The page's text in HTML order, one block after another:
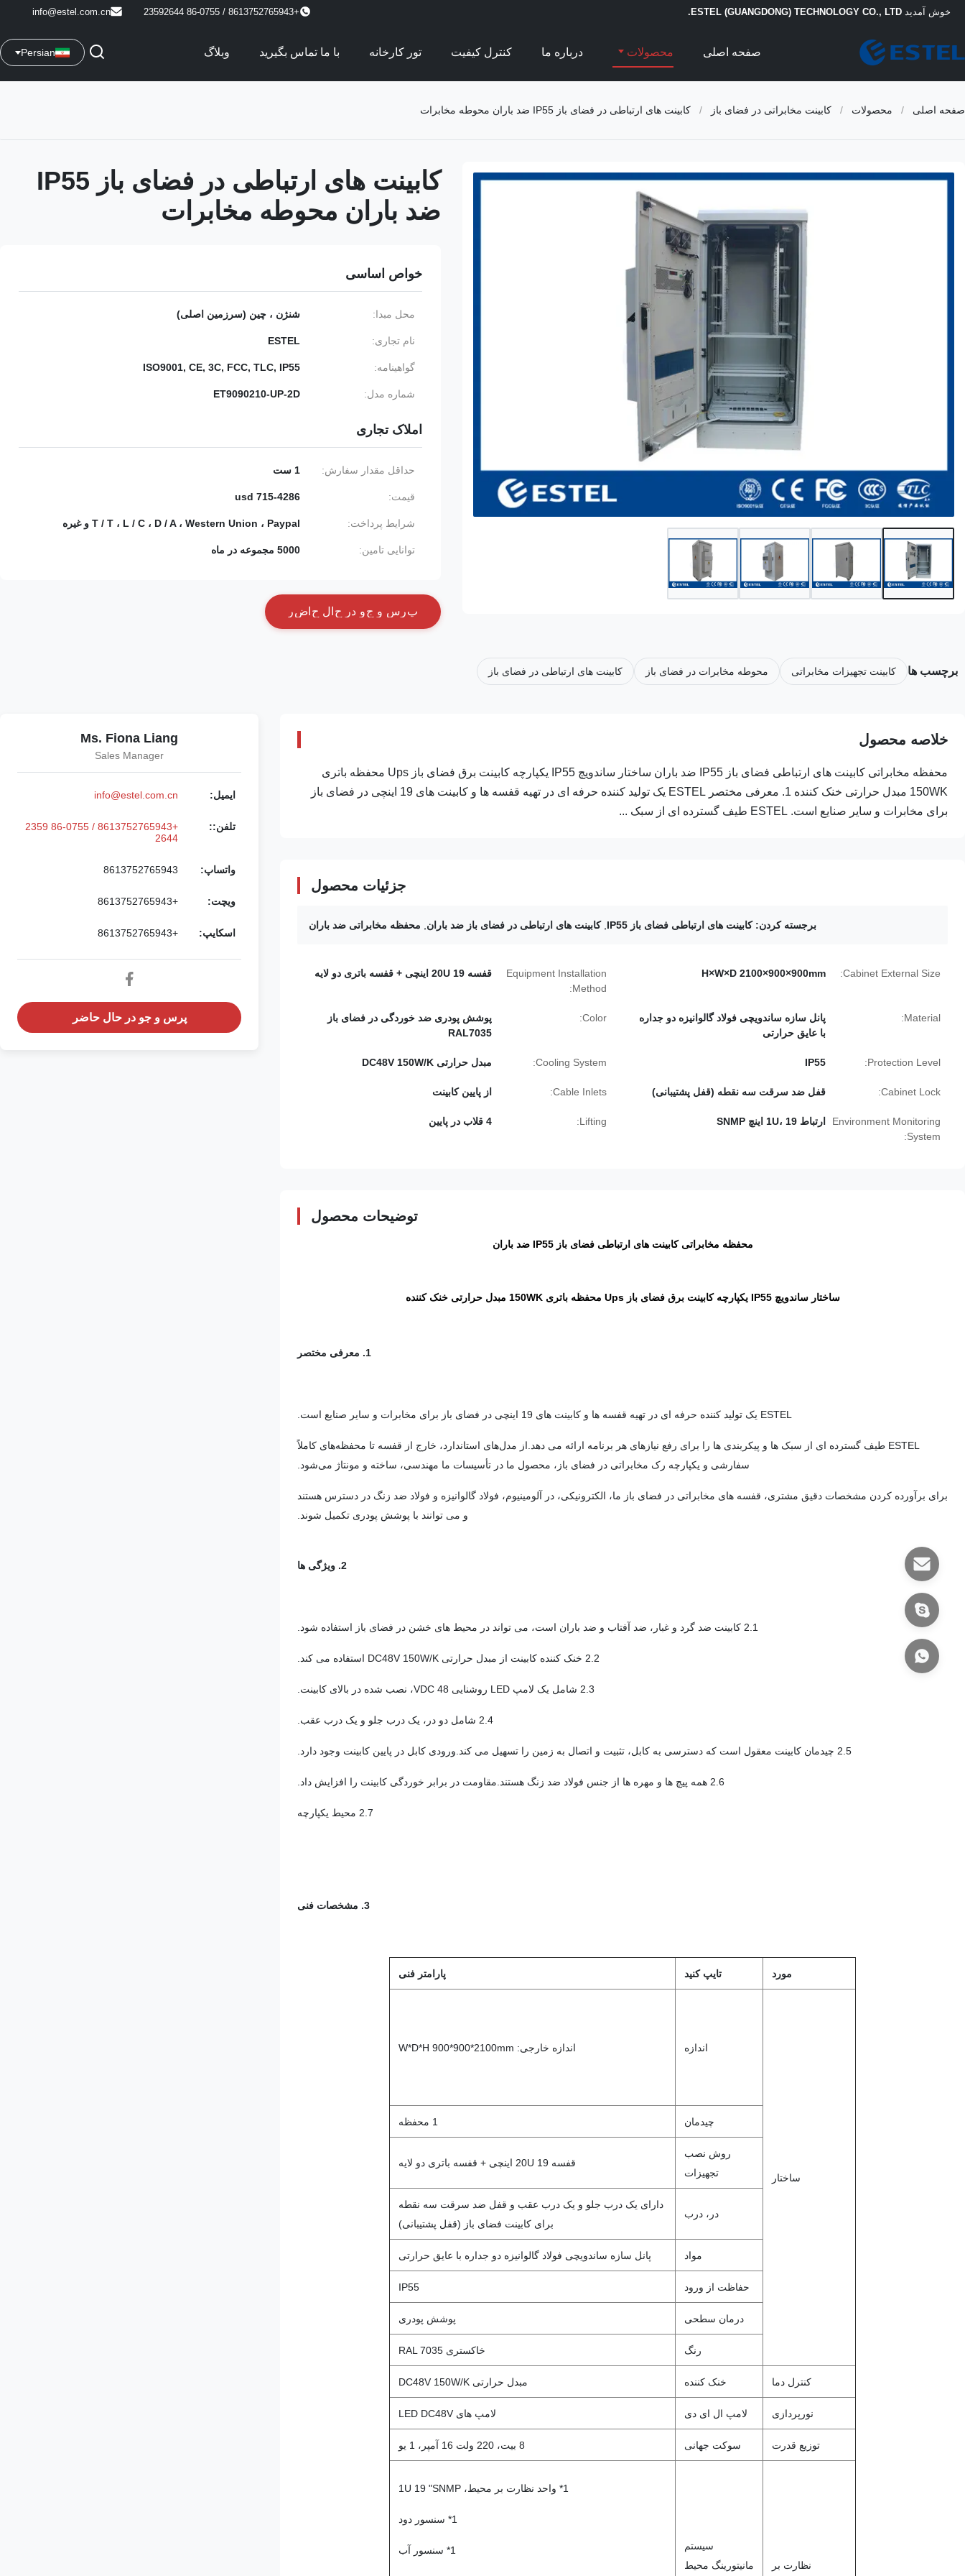
خوش آمدید ESTEL (GUANGDONG) TECHNOLOGY CO., LTD.
+8613752765943 / 86-0755 23592644
info@estel.com.cn
صفحه اصلی محصولات درباره ما کنترل کیفیت تور کارخانه با ما تماس بگیرید وبلاگ Persian
صفحه اصلی / محصولات / کابینت مخابراتی در فضای باز / کابینت های ارتباطی در فضای باز IP55 ضد باران محوطه مخابرات
کابینت های ارتباطی در فضای باز IP55
ضد باران محوطه مخابرات
خواص اساسی
محل مبدا: شنژن ، چین (سرزمین اصلی)
نام تجاری: ESTEL
گواهینامه: ISO9001, CE, 3C, FCC, TLC, IP55
شماره مدل: ET9090210-UP-2D
املاک تجاری
حداقل مقدار سفارش: 1 ست
قیمت: 715-4286 usd
شرایط پرداخت: T / T ، L / C ، D / A ، Western Union ، Paypal و غیره
توانایی تامین: 5000 مجموعه در ماه
پر س و جو در ح ل ح ضر
برچسب ها کابینت تجهیزات مخابراتی محوطه مخابرات در فضای باز کابینت های ارتباطی در فضای باز
خلاصه محصول
محفظه مخابراتی کابینت های ارتباطی فضای باز IP55 ضد باران ساختار ساندویچ IP55 یکپارچه کابینت برق فضای باز Ups محفظه باتری
150WK مبدل حرارتی خنک کننده 1. معرفی مختصر ESTEL یک تولید کننده حرفه ای در تهیه قفسه ها و کابینت های 19 اینچی در فضای باز
برای مخابرات و سایر صنایع است. ESTEL طیف گسترده ای از سبک ...
جزئیات محصول
برجسته کردن: کابینت های ارتباطی فضای باز IP55 ,کابینت های ارتباطی در فضای باز ضد باران محفظه مخابراتی ضد باران
Cabinet External Size:
H×W×D 2100×900×900mm
Equipment Installation
Method:
قفسه 20U 19 اینچی + قفسه باتری دو لایه
Material:
پانل سازه ساندویچی فولاد گالوانیزه دو جداره
با عایق حرارتی
Color:
پوشش پودری ضد خوردگی در فضای باز
RAL7035
Protection Level:
IP55
Cooling System: مبدل حرارتی DC48V 150W/K
Cabinet Lock: قفل ضد سرقت سه نقطه (قفل پشتیبانی) Cable Inlets: از پایین کابینت
Environment Monitoring
System:
ارتباط 1U، 19 اینچ SNMP Lifting: 4 قلاب در پایین
توضیحات محصول
محفظه مخابراتی کابینت های ارتباطی فضای باز IP55 ضد باران
ساختار ساندویچ IP55 یکپارچه کابینت برق فضای باز Ups محفظه باتری 150WK مبدل حرارتی خنک کننده
1. معرفی مختصر
ESTEL یک تولید کننده حرفه ای در تهیه قفسه ها و کابینت های 19 اینچی در فضای باز برای مخابرات و سایر صنایع است.
ESTEL طیف گسترده ای از سبک ها و پیکربندی ها را برای رفع نیازهای هر برنامه ارائه می دهد.از مدل‌های استاندارد، خارج از قفسه تا محفظه‌های کاملاً
سفارشی و یکپارچه رک مخابراتی در فضای باز، محصول ما در تأسیسات ما مهندسی، ساخته و مونتاژ می‌شود.
برای برآورده کردن مشخصات دقیق مشتری، قفسه های مخابراتی در فضای باز ما، الکترونیکی، در آلومینیوم، فولاد گالوانیزه و فولاد ضد زنگ در دسترس هستند
و می توانند با پوشش پودری تکمیل شوند.
2. ویژگی ها
2.1 کابینت ضد گرد و غبار، ضد آفتاب و ضد باران است، می تواند در محیط های خشن در فضای باز استفاده شود.
2.2 خنک کننده کابینت از مبدل حرارتی DC48V 150W/K استفاده می کند.
2.3 شامل یک لامپ LED روشنایی 48 VDC، نصب شده در بالای کابینت.
2.4 شامل دو در، یک درب جلو و یک درب عقب.
2.5 چیدمان کابینت معقول است که دسترسی به کابل، تثبیت و اتصال به زمین را تسهیل می کند.ورودی کابل در پایین کابینت وجود دارد.
2.6 همه پیچ ها و مهره ها از جنس فولاد ضد زنگ هستند.مقاومت در برابر خوردگی کابینت را افزایش داد.
2.7 محیط یکپارچه
3. مشخصات فنی
مورد تایپ کنید پارامتر فنی
ساختار
اندازه اندازه خارجی: W*D*H 900*900*2100mm
چیدمان 1 محفظه
روش نصب
تجهیزات
قفسه 20U 19 اینچی + قفسه باتری دو لایه
در، درب
دارای یک درب جلو و یک درب عقب و قفل ضد سرقت سه نقطه
برای کابینت فضای باز (قفل پشتیبانی)
مواد پانل سازه ساندویچی فولاد گالوانیزه دو جداره با عایق حرارتی
حفاظت از ورود IP55
درمان سطحی پوشش پودری
رنگ خاکستری RAL 7035
کنترل دما خنک کننده مبدل حرارتی DC48V 150W/K
نورپردازی لامپ ال ای دی لامپ های LED DC48V
توزیع قدرت سوکت جهانی 8 بیت، 220 ولت 16 آمپر، 1 یو
نظارت بر
سیستم
مانیتورینگ محیط
1* واحد نظارت بر محیط، 1U 19 "SNMP
1* سنسور دود
1* سنسور آب
Ms. Fiona Liang
Sales Manager
ایمیل: info@estel.com.cn
تلفن::
+8613752765943 / 86-0755 2359
2644
واتساپ: 8613752765943
ویچت: +8613752765943
اسکایپ: +8613752765943
پرس و جو در حال حاضر